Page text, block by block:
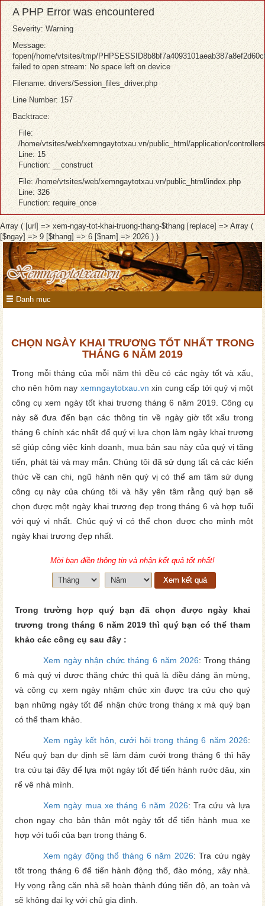
A PHP Error was encountered
Severity: Warning
Message:
fopen(/home/vtsites/tmp/
failed to open stream: No space left on device
Filename: drivers/Session_files_driver.php
Line Number: 157
Backtrace:
File:
/home/vtsites/web/xemngaytotxau.vn/public_html/application/
Line: 15
Function: __construct
File: /home/vtsites/web/xemngaytotxau.vn/public_html/index.php
Line: 326
Function: require_once
Array ( [url] => xem-ngay-tot-khai-truong-thang-$thang [replace] => Array (
[$ngay] => 9 [$thang] => 6 [$nam] => 2026 ) )
Danh mục
CHỌN NGÀY KHAI TRƯƠNG TỐT NHẤT TRONG
THÁNG 6 NĂM 2019
Trong mỗi tháng của mỗi năm thì đều có các ngày tốt và xấu,
cho nên hôm nay xemngaytotxau.vnxin cung cấp tới quý vị một
công cụ xem ngày tốt khai trương tháng 6 năm 2019. Công cụ
này sẽ đưa đến bạn các thông tin về ngày giờ tốt xấu trong
tháng 6 chính xác nhất để quý vị lựa chọn làm ngày khai trương
sẽ giúp công việc kinh doanh, mua bán sau này của quý vị tăng
tiến, phát tài và may mắn. Chúng tôi đã sử dụng tất cả các kiến
thức về can chi, ngũ hành nên quý vị có thể am tâm sử dụng
công cụ này của chúng tôi và hãy yên tâm rằng quý bạn sẽ
chọn được một ngày khai trương đẹp trong tháng 6 và hợp tuổi
với quý vị nhất. Chúc quý vị có thể chọn được cho mình một
ngày khai trương đẹp nhất.
Mời bạn điền thông tin và nhận kết quả tốt nhất!
Xem kết quả
Trong trường hợp quý bạn đã chọn được ngày khai
trương trong tháng 6 năm 2019 thì quý bạn có thể tham
khảo các công cụ sau đây :
Xem ngày nhận chức tháng 6 năm 2026: Trong tháng
6 mà quý vị được thăng chức thì quả là điều đáng ăn mừng,
và công cụ xem ngày nhậm chức xin được tra cứu cho quý
bạn những ngày tốt để nhận chức trong tháng x mà quý bạn
có thể tham khảo.
Xem ngày kết hôn, cưới hỏi trong tháng 6 năm 2026:
Nếu quý bạn dự định sẽ làm đám cưới trong tháng 6 thì hãy
tra cứu tại đây để lựa một ngày tốt để tiến hành rước dâu, xin
rể vê nhà mình.
Xem ngày mua xe tháng 6 năm 2026: Tra cứu và lựa
chọn ngay cho bản thân một ngày tốt để tiến hành mua xe
hợp với tuổi của bạn trong tháng 6.
Xem ngày động thổ tháng 6 năm 2026: Tra cứu ngày
tốt trong tháng 6 để tiến hành động thổ, đào móng, xây nhà.
Hy vọng rằng căn nhà sẽ hoàn thành đúng tiến độ, an toàn và
sẽ không đại kỵ với chủ gia đình.